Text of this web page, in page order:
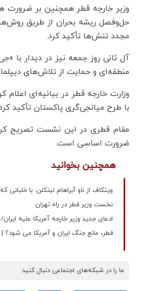
وزیر خارجه قطر همچنین بر ضرورت
حل‌وفصل ریشه بحران از طریق
مجدد تنش‌ها تأکید کرد.
آل ثانی روز جمعه نیز در دیدار
منطقه‌ای و حمایت از تلاش‌های
وزارت خارجه قطر در بیانیه‌ای
با طرح میانجی‌گری پاکستان تأکید
مقام قطری در این نشست تصریح
ضرورت اساسی است.
همچنین بخوانید
ویتکاف از ناو آبراهام لینکلن: با خلبانی
نخست وزیر قطر در راه تهران
ادعای جدید وزیر خارجه آمریکا علیه
قطر، مانع جنگ ایران و آمریکا می
ما را در شبکه‌های اجتماعی دنبال کنید